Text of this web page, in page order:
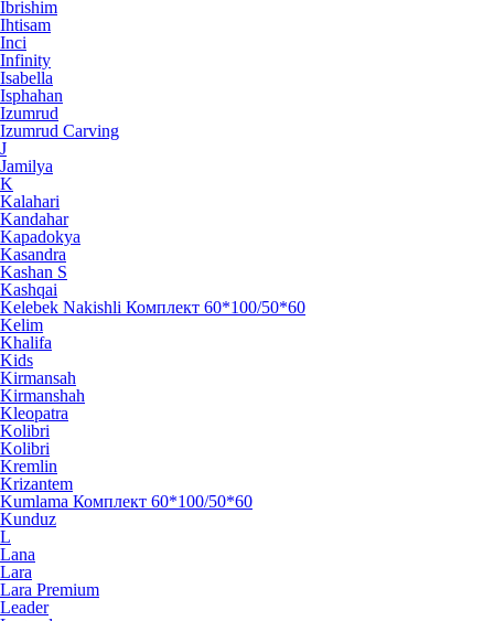
Ibrishim
Ihtisam
Inci
Infinity
Isabella
Isphahan
Izumrud
Izumrud Carving
J
Jamilya
K
Kalahari
Kandahar
Kapadokya
Kasandra
Kashan S
Kashqai
Kelebek Nakishli Комплект 60*100/50*60
Kelim
Khalifa
Kids
Kirmansah
Kirmanshah
Kleopatra
Kolibri
Kolibri
Kremlin
Krizantem
Kumlama Комплект 60*100/50*60
Kunduz
L
Lana
Lara
Lara Premium
Leader